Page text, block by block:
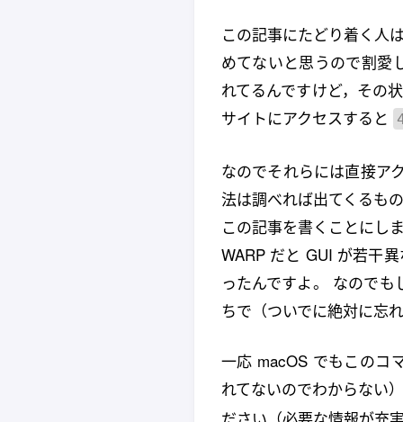
この記事にたどり着く人
めてないと思うので割愛
れてるんですけど，その
サイトにアクセスすると
なのでそれらには直接ア
法は調べれば出てくるも
この記事を書くことにし
WARP だと GUI が若干
ったんですよ。 なので
ちで（ついでに絶対に忘
一応 macOS でもこのコ
れてないのでわからない